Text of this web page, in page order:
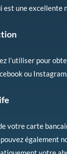
est une excellente
l’utiliser pour
ou
votre carte
également